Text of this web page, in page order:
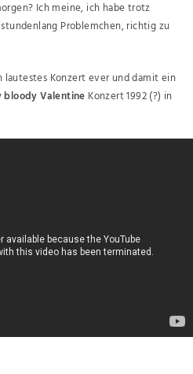
Ich meine, ich habe trotz
Problemchen, richtig zu
lautestes Konzert ever und damit ein
bloody Valentine Konzert 1992 (?) in